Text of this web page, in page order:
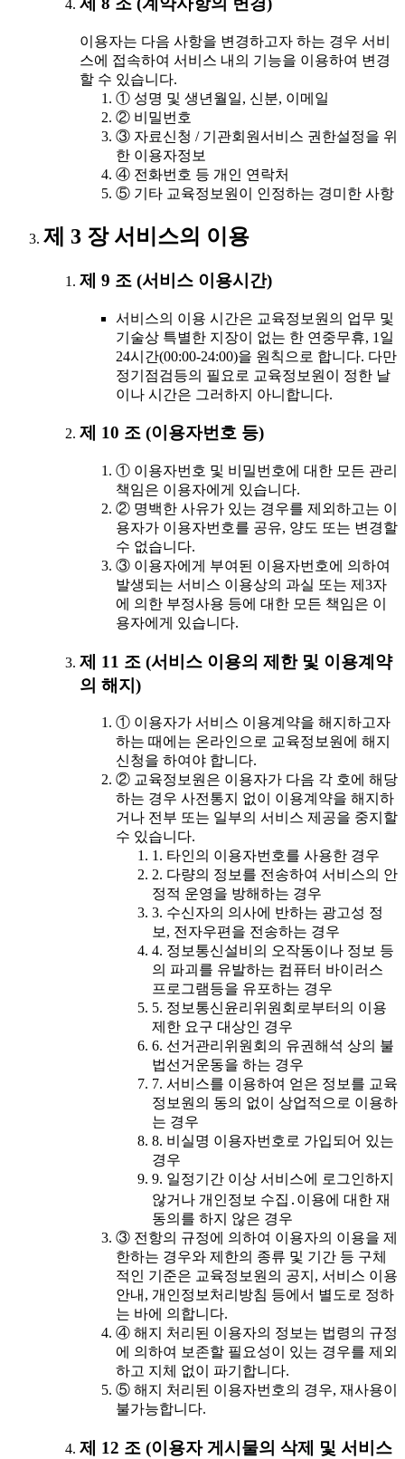
이용자는 다음 사항을 변경하고자 하는 경우 서비
스에 접속하여 서비스 내의 기능을 이용하여 변경
할 수 있습니다.
① 성명 및 생년월일, 신분, 이메일
② 비밀번호
③ 자료신청 / 기관회원서비스 권한설정을 위
한 이용자정보
④ 전화번호 등 개인 연락처
⑤ 기타 교육정보원이 인정하는 경미한 사항
제 3 장 서비스의 이용
제 9 조 (서비스 이용시간)
서비스의 이용 시간은 교육정보원의 업무 및
기술상 특별한 지장이 없는 한 연중무휴, 1일
24시간(00:00-24:00)을 원칙으로 합니다. 다만
정기점검등의 필요로 교육정보원이 정한 날
이나 시간은 그러하지 아니합니다.
제 10 조 (이용자번호 등)
① 이용자번호 및 비밀번호에 대한 모든 관리
책임은 이용자에게 있습니다.
② 명백한 사유가 있는 경우를 제외하고는 이
용자가 이용자번호를 공유, 양도 또는 변경할
수 없습니다.
③ 이용자에게 부여된 이용자번호에 의하여
발생되는 서비스 이용상의 과실 또는 제3자
에 의한 부정사용 등에 대한 모든 책임은 이
용자에게 있습니다.
제 11 조 (서비스 이용의 제한 및 이용계약
의 해지)
① 이용자가 서비스 이용계약을 해지하고자
하는 때에는 온라인으로 교육정보원에 해지
신청을 하여야 합니다.
② 교육정보원은 이용자가 다음 각 호에 해당
하는 경우 사전통지 없이 이용계약을 해지하
거나 전부 또는 일부의 서비스 제공을 중지할
수 있습니다.
1. 타인의 이용자번호를 사용한 경우
2. 다량의 정보를 전송하여 서비스의 안
정적 운영을 방해하는 경우
3. 수신자의 의사에 반하는 광고성 정
보, 전자우편을 전송하는 경우
4. 정보통신설비의 오작동이나 정보 등
의 파괴를 유발하는 컴퓨터 바이러스
프로그램등을 유포하는 경우
5. 정보통신윤리위원회로부터의 이용
제한 요구 대상인 경우
6. 선거관리위원회의 유권해석 상의 불
법선거운동을 하는 경우
7. 서비스를 이용하여 얻은 정보를 교육
정보원의 동의 없이 상업적으로 이용하
는 경우
8. 비실명 이용자번호로 가입되어 있는
경우
9. 일정기간 이상 서비스에 로그인하지
않거나 개인정보 수집․이용에 대한 재
동의를 하지 않은 경우
③ 전항의 규정에 의하여 이용자의 이용을 제
한하는 경우와 제한의 종류 및 기간 등 구체
적인 기준은 교육정보원의 공지, 서비스 이용
안내, 개인정보처리방침 등에서 별도로 정하
는 바에 의합니다.
④ 해지 처리된 이용자의 정보는 법령의 규정
에 의하여 보존할 필요성이 있는 경우를 제외
하고 지체 없이 파기합니다.
⑤ 해지 처리된 이용자번호의 경우, 재사용이
불가능합니다.
제 12 조 (이용자 게시물의 삭제 및 서비스